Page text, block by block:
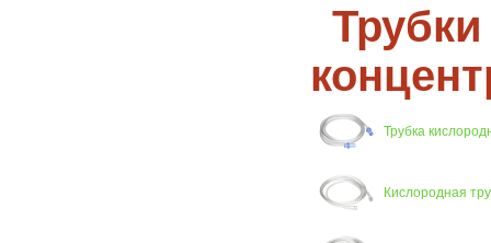
Трубка
Кислородная